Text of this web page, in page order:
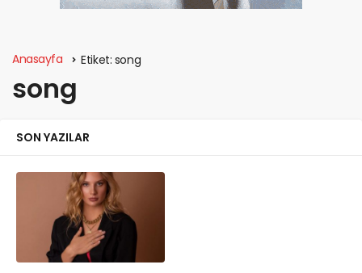
Anasayfa Etiket: song
song
SON YAZILAR